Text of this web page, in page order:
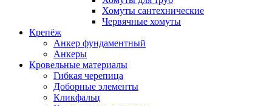
Хомуты сантехнические
Червячные хомуты
Крепёж
Анкер фундаментный
Анкеры
Кровельные материалы
Гибкая черепица
Доборные элементы
Кликфальц